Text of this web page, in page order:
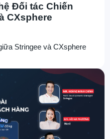
Đối tác Chiến
CXsphere
Stringee và CXsphere